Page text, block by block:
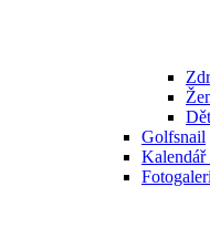
Golfsnail
Kalendář